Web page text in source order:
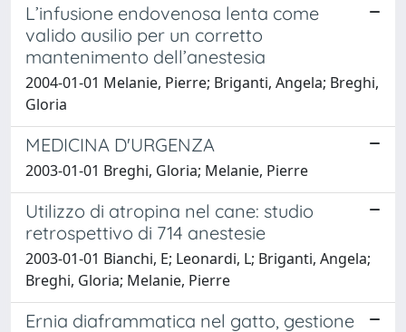
L’infusione endovenosa lenta come
valido ausilio per un corretto
mantenimento dell’anestesia
2004-01-01 Melanie, Pierre; Briganti, Angela; Breghi,
Gloria
MEDICINA D'URGENZA
2003-01-01 Breghi, Gloria; Melanie, Pierre
Utilizzo di atropina nel cane: studio
retrospettivo di 714 anestesie
2003-01-01 Bianchi, E; Leonardi, L; Briganti, Angela;
Breghi, Gloria; Melanie, Pierre
Ernia diaframmatica nel gatto, gestione